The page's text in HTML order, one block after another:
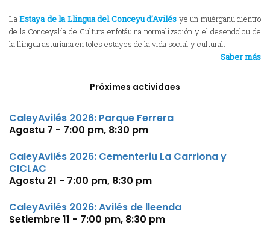
LaEstaya de la Llingua del Conceyu d’Avilés ye un muérganu dientro
de la Conceyalía de Cultura enfotáu na normalización y el desendolcu de
la llingua asturiana en toles estayes de la vida social y cultural.
Saber más
Próximes actividaes
CaleyAvilés 2026: Parque Ferrera
Agostu 7 - 7:00 pm, 8:30 pm
CaleyAvilés 2026: Cementeriu La Carriona y
CICLAC
Agostu 21 - 7:00 pm, 8:30 pm
CaleyAvilés 2026: Avilés de lleenda
Setiembre 11 - 7:00 pm, 8:30 pm